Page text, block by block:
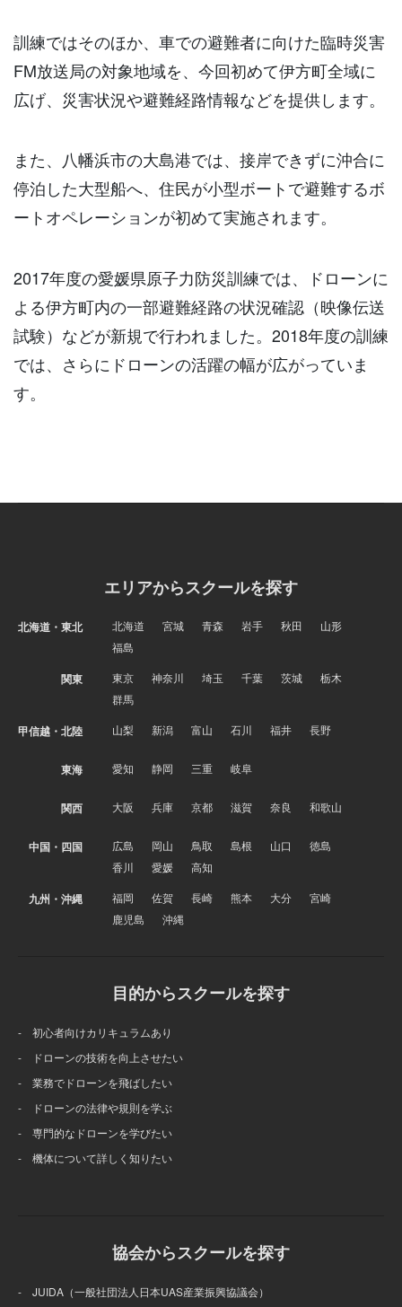
訓練ではそのほか、車での避難者に向けた臨時災害
FM放送局の対象地域を、今回初めて伊方町全域に
広げ、災害状況や避難経路情報などを提供します。
また、八幡浜市の大島港では、接岸できずに沖合に
停泊した大型船へ、住民が小型ボートで避難するボ
ートオペレーションが初めて実施されます。
2017年度の愛媛県原子力防災訓練では、ドローンに
よる伊方町内の一部避難経路の状況確認（映像伝送
試験）などが新規で行われました。 2018年度の訓練
では、さらにドローンの活躍の幅が広がっていま
す。
エリアからスクールを探す
北海道・東北 北海道 宮城 青森 岩手 秋田
山形
福島
関東 東京 神奈川 埼玉 千葉 茨城
栃木
群馬
甲信越・北陸 山梨 新潟 富山 石川 福井 長野
東海 愛知 静岡 三重 岐阜
関西 大阪 兵庫 京都 滋賀 奈良 和歌山
中国・四国 広島 岡山 鳥取 島根 山口
徳島
香川
愛媛 高知
九州・沖縄 福岡 佐賀 長崎 熊本 大分
宮崎
鹿児島
沖縄
目的からスクールを探す
- 初心者向けカリキュラムあり
- ドローンの技術を向上させたい
- 業務でドローンを飛ばしたい
- ドローンの法律や規則を学ぶ
- 専門的なドローンを学びたい
- 機体について詳しく知りたい
協会からスクールを探す
- JUIDA（一般社団法人日本UAS産業振興協議会）